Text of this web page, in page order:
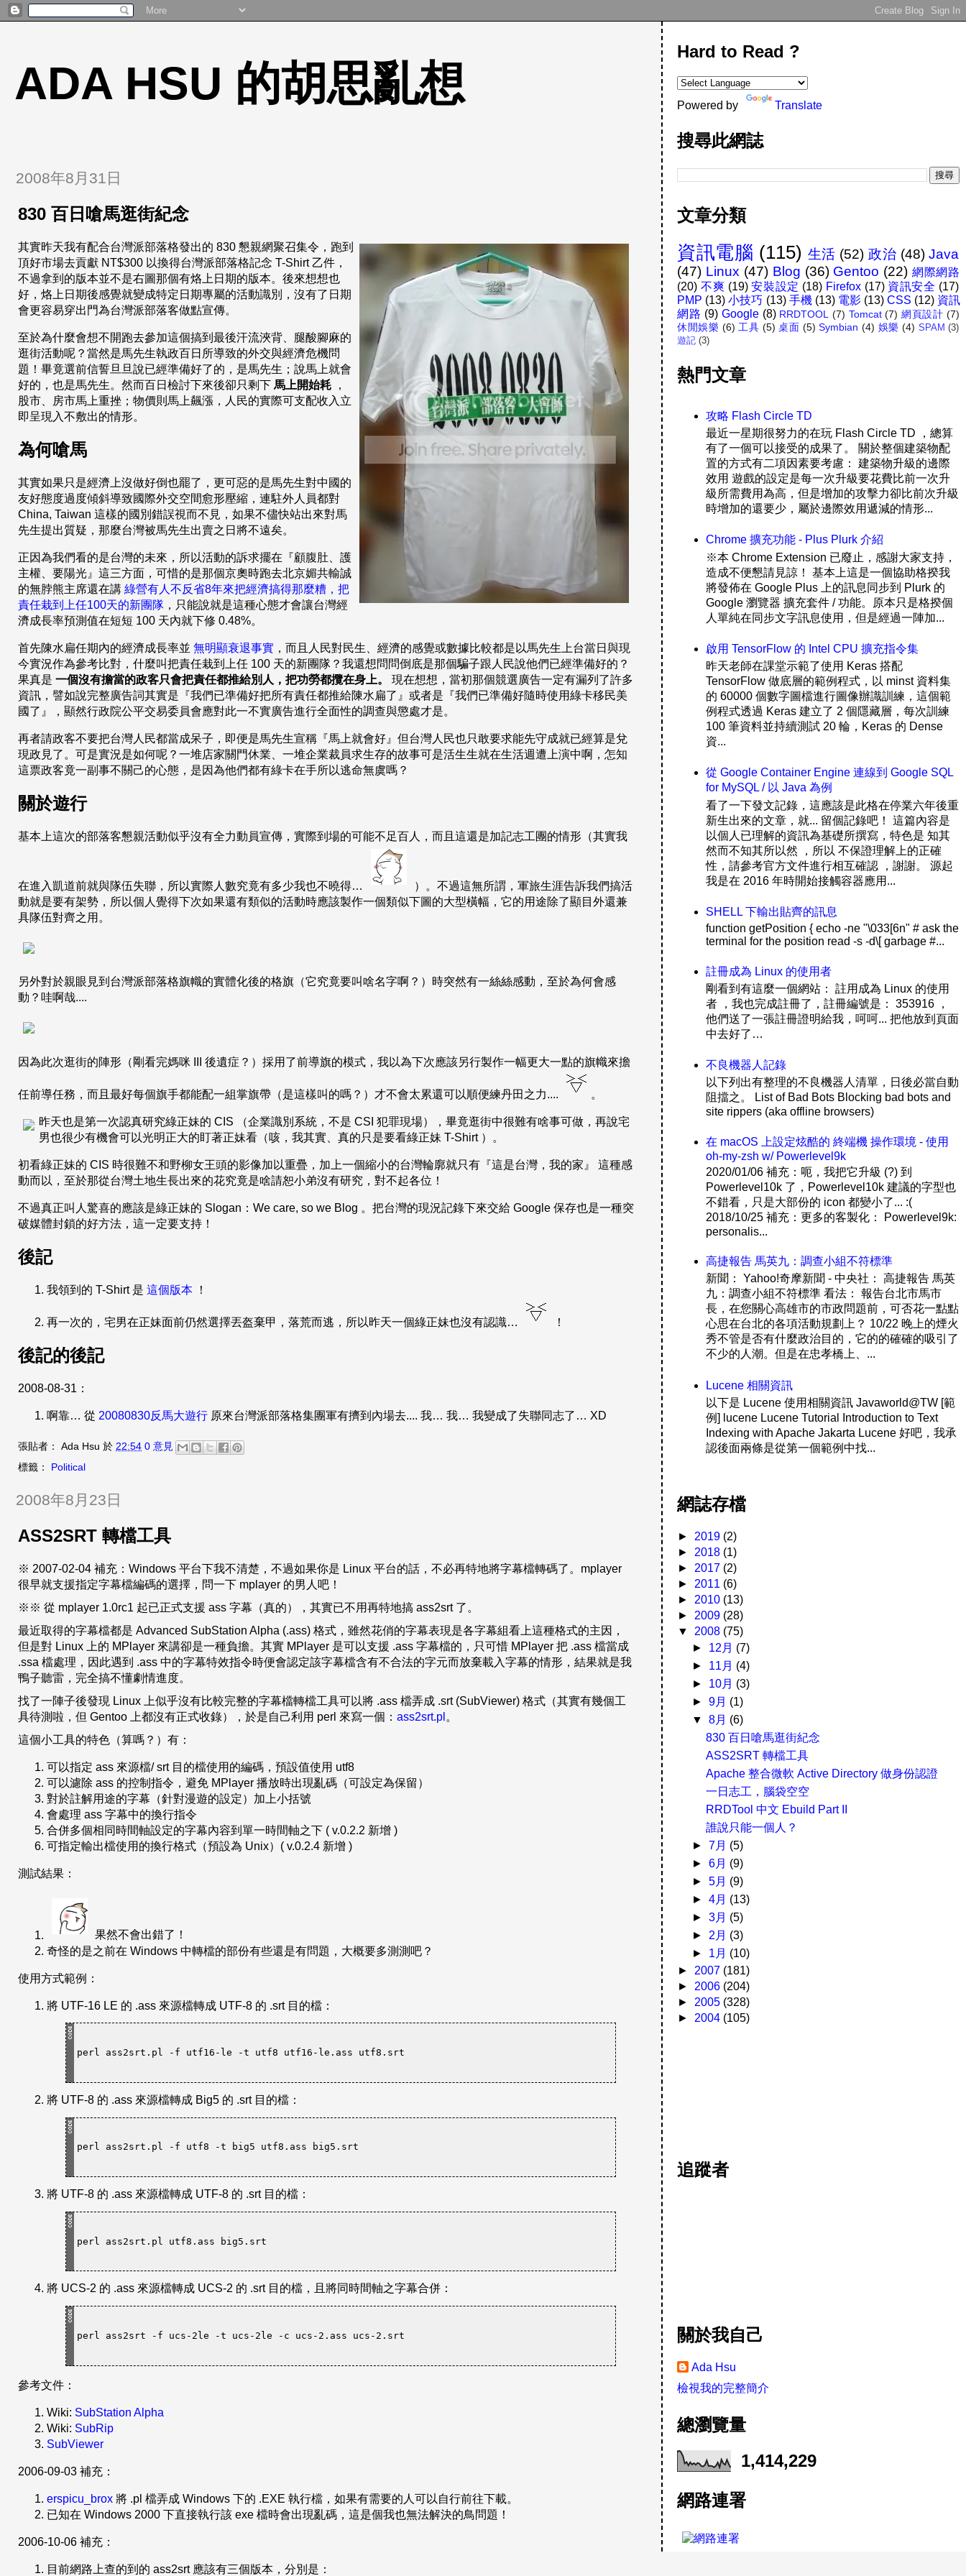
ADA HSU 的胡思亂想
2008年8月31日
830 百日嗆馬逛街紀念
其實昨天我有配合台灣派部落格發出的 830 懇親網聚召集令，跑到
頂好市場去貢獻 NT$300 以換得台灣派部落格記念 T-Shirt 乙件，
不過拿到的版本並不是右圖那個有烙上日期的版本。後來想想也
好，烙上日期後感覺就變成特定日期專屬的活動識別，沒有了日期
會更容易穿出門為台灣派部落客做點宣傳。
至於為什麼會想不開跑去參加這個搞到最後汗流浹背、腿酸腳麻的
逛街活動呢？當然是馬先生執政百日所導致的外交與經濟危機問
題！畢竟選前信誓旦旦說已經準備好了的，是馬先生；說馬上就會
好的，也是馬先生。然而百日檢討下來後卻只剩下 馬上開始耗 ，
股市、房市馬上重挫；物價則馬上飆漲，人民的實際可支配收入立
即呈現入不敷出的情形。
為何嗆馬
其實如果只是經濟上沒做好倒也罷了，更可惡的是馬先生對中國的
友好態度過度傾斜導致國際外交空間愈形壓縮，連駐外人員都對
China, Taiwan 這樣的國別錯誤視而不見，如果不儘快站出來對馬
先生提出質疑，那麼台灣被馬先生出賣之日將不遠矣。
正因為我們看的是台灣的未來，所以活動的訴求擺在『顧腹肚、護
主權、要陽光』這三方面，可惜的是那個京奧時跑去北京媚共輸誠
的無脖熊主席還在講 綠營有人不反省8年來把經濟搞得那麼糟，把
責任栽到上任100天的新團隊 ，只能說就是這種心態才會讓台灣經
濟成長率預測值在短短 100 天內就下修 0.48%。
首先陳水扁任期內的經濟成長率並 無明顯衰退事實 ，而且人民對民生、經濟的感覺或數據比較都是以馬先生上台當日與現
今實況作為參考比對，什麼叫把責任栽到上任 100 天的新團隊？我還想問問倒底是那個騙子跟人民說他們已經準備好的？
果真是 一個沒有擔當的政客只會把責任都推給別人，把功勞都攬在身上。
現在想想，當初那個競選廣告一定有漏列了許多
資訊，譬如說完整廣告詞其實是『我們已準備好把所有責任都推給陳水扁了』或者是『我們已準備好隨時使用綠卡移民美
國了』，顯然行政院公平交易委員會應對此一不實廣告進行全面性的調查與懲處才是。
再者請政客不要把台灣人民都當成呆子，即便是馬先生宣稱『馬上就會好』但台灣人民也只敢要求能先守成就已經算是兌
現政見了。可是實況是如何呢？一堆店家關門休業、一堆企業裁員求生存的故事可是活生生就在生活週遭上演中啊，怎知
這票政客竟一副事不關己的心態，是因為他們都有綠卡在手所以逃命無虞嗎？
關於遊行
基本上這次的部落客懇親活動似乎沒有全力動員宣傳，實際到場的可能不足百人，而且這還是加記志工團的情形（其實我
在進入凱道前就與隊伍失聯，所以實際人數究竟有多少我也不曉得…
）。不過這無所謂，軍旅生涯告訴我們搞活
動就是要有架勢，所以個人覺得下次如果還有類似的活動時應該製作一個類似下圖的大型橫幅，它的用途除了顯目外還兼
具隊伍對齊之用。
另外對於親眼見到台灣派部落格旗幟的實體化後的格旗（它究竟要叫啥名字啊？）時突然有一絲絲感動，至於為何會感
動？哇啊哉....
因為此次逛街的陣形（剛看完媽咪 III 後遺症？）採用了前導旗的模式，我以為下次應該另行製作一幅更大一點的旗幟來擔
任前導任務，而且最好每個旗手都能配一組掌旗帶（是這樣叫的嗎？）才不會太累還可以順便練丹田之力.... 。
昨天也是第一次認真研究綠正妹的 CIS （企業識別系統，不是 CSI 犯罪現場），畢竟逛街中很難有啥事可做，再說宅
男也很少有機會可以光明正大的盯著正妹看（咳，我其實、真的只是要看綠正妹 T-Shirt ）。
初看綠正妹的 CIS 時很難不和野柳女王頭的影像加以重疊，加上一個縮小的台灣輪廓就只有『這是台灣，我的家』 這種感
動而以，至於那從台灣土地生長出來的花究竟是啥請恕小弟沒有研究，對不起各位！
不過真正叫人驚喜的應該是綠正妹的 Slogan：We care, so we Blog 。把台灣的現況記錄下來交給 Google 保存也是一種突
破媒體封鎖的好方法，這一定要支持！
後記
我領到的 T-Shirt 是 這個版本 ！
再一次的，宅男在正妹面前仍然選擇丟盔棄甲，落荒而逃，所以昨天一個綠正妹也沒有認識… ！
後記的後記
2008-08-31：
啊靠… 從 20080830反馬大遊行 原來台灣派部落格集團軍有擠到內場去.... 我… 我… 我變成了失聯同志了… XD
張貼者： Ada Hsu 於 22:54 0 意見
標籤： Political
2008年8月23日
ASS2SRT 轉檔工具
※ 2007-02-04 補充：Windows 平台下我不清楚，不過如果你是 Linux 平台的話，不必再特地將字幕檔轉碼了。mplayer
很早就支援指定字幕檔編碼的選擇，問一下 mplayer 的男人吧！
※※ 從 mplayer 1.0rc1 起已正式支援 ass 字幕（真的），其實已不用再特地搞 ass2srt 了。
最近取得的字幕檔都是 Advanced SubStation Alpha (.ass) 格式，雖然花俏的字幕表現是各字幕組看上這種格式的主因，
但是對 Linux 上的 MPlayer 來講卻是一種負擔。其實 MPlayer 是可以支援 .ass 字幕檔的，只可惜 MPlayer 把 .ass 檔當成
.ssa 檔處理，因此遇到 .ass 中的字幕特效指令時便會認定該字幕檔含有不合法的字元而放棄載入字幕的情形，結果就是我
鴨子聽雷，完全搞不懂劇情進度。
找了一陣子後發現 Linux 上似乎沒有比較完整的字幕檔轉檔工具可以將 .ass 檔弄成 .srt (SubViewer) 格式（其實有幾個工
具待測啦，但 Gentoo 上都沒有正式收錄），於是自己利用 perl 來寫一個： ass2srt.pl 。
這個小工具的特色（算嗎？）有：
可以指定 ass 來源檔/ srt 目的檔使用的編碼，預設值使用 utf8
可以濾除 ass 的控制指令，避免 MPlayer 播放時出現亂碼（可設定為保留）
對於註解用途的字幕（針對漫遊的設定）加上小括號
會處理 ass 字幕中的換行指令
合併多個相同時間軸設定的字幕內容到單一時間軸之下 ( v.0.2.2 新增 )
可指定輸出檔使用的換行格式（預設為 Unix）( v.0.2.4 新增 )
測試結果：
果然不會出錯了！
奇怪的是之前在 Windows 中轉檔的部份有些還是有問題，大概要多測測吧？
使用方式範例：
將 UTF-16 LE 的 .ass 來源檔轉成 UTF-8 的 .srt 目的檔：
perl ass2srt.pl -f utf16-le -t utf8 utf16-le.ass utf8.srt
將 UTF-8 的 .ass 來源檔轉成 Big5 的 .srt 目的檔：
perl ass2srt.pl -f utf8 -t big5 utf8.ass big5.srt
將 UTF-8 的 .ass 來源檔轉成 UTF-8 的 .srt 目的檔：
perl ass2srt.pl utf8.ass big5.srt
將 UCS-2 的 .ass 來源檔轉成 UCS-2 的 .srt 目的檔，且將同時間軸之字幕合併：
perl ass2srt -f ucs-2le -t ucs-2le -c ucs-2.ass ucs-2.srt
參考文件：
Wiki: SubStation Alpha
Wiki: SubRip
SubViewer
2006-09-03 補充：
erspicu_brox 將 .pl 檔弄成 Windows 下的 .EXE 執行檔，如果有需要的人可以自行前往下載。
已知在 Windows 2000 下直接執行該 exe 檔時會出現亂碼，這是個我也無法解決的鳥問題！
2006-10-06 補充：
目前網路上查的到的 ass2srt 應該有三個版本，分別是：
Hard to Read ?
Powered by Translate
搜尋此網誌
文章分類
資訊電腦 (115) 生活 (52) 政治 (48) Java
(47) Linux (47) Blog (36) Gentoo (22) 網際網路
(20) 不爽 (19) 安裝設定 (18) Firefox (17) 資訊安全 (17)
PMP (13) 小技巧 (13) 手機 (13) 電影 (13) CSS (12) 資訊
網路 (9) Google (8) RRDTOOL (7) Tomcat (7) 網頁設計 (7)
休閒娛樂 (6) 工具 (5) 桌面 (5) Symbian (4) 娛樂 (4) SPAM (3)
遊記 (3)
熱門文章
攻略 Flash Circle TD
最近一星期很努力的在玩 Flash Circle TD ，總算
有了一個可以接受的成果了。 關於整個建築物配
置的方式有二項因素要考慮： 建築物升級的邊際
效用 遊戲的設定是每一次升級要花費比前一次升
級所需費用為高，但是增加的攻擊力卻比前次升級
時增加的還要少，屬於邊際效用遞減的情形...
Chrome 擴充功能 - Plus Plurk 介紹
※本 Chrome Extension 已廢止，感謝大家支持，
造成不便懇請見諒！ 基本上這是一個協助格揆我
將發佈在 Google Plus 上的訊息同步到 Plurk 的
Google 瀏覽器 擴充套件 / 功能。原本只是格揆個
人單純在同步文字訊息使用，但是經過一陣加...
啟用 TensorFlow 的 Intel CPU 擴充指令集
昨天老師在課堂示範了使用 Keras 搭配
TensorFlow 做底層的範例程式，以 minst 資料集
的 60000 個數字圖檔進行圖像辦識訓練，這個範
例程式透過 Keras 建立了 2 個隱藏層，每次訓練
100 筆資料並持續測試 20 輪，Keras 的 Dense
資...
從 Google Container Engine 連線到 Google SQL
for MySQL / 以 Java 為例
看了一下發文記錄，這應該是此格在停業六年後重
新生出來的文章，就... 留個記錄吧！ 這篇內容是
以個人已理解的資訊為基礎所撰寫，特色是 知其
然而不知其所以然 ，所以 不保證理解上的正確
性，請參考官方文件進行相互確認 ，謝謝。 源起
我是在 2016 年時開始接觸容器應用...
SHELL 下輸出貼齊的訊息
function getPosition { echo -ne "\033[6n" # ask the
terminal for the position read -s -d\[ garbage #...
註冊成為 Linux 的使用者
剛看到有這麼一個網站： 註用成為 Linux 的使用
者 ，我也完成註冊了，註冊編號是： 353916 ，
他們送了一張註冊證明給我，呵呵... 把他放到頁面
中去好了…
不良機器人記錄
以下列出有整理的不良機器人清單，日後必當自動
阻擋之。 List of Bad Bots Blocking bad bots and
site rippers (aka offline browsers)
在 macOS 上設定炫酷的 終端機 操作環境 - 使用
oh-my-zsh w/ Powerlevel9k
2020/01/06 補充：呃，我把它升級 (?) 到
Powerlevel10k 了，Powerlevel10k 建議的字型也
不錯看，只是大部份的 icon 都變小了... :(
2018/10/25 補充：更多的客製化： Powerlevel9k:
personalis...
高捷報告 馬英九：調查小組不符標準
新聞： Yahoo!奇摩新聞 - 中央社： 高捷報告 馬英
九：調查小組不符標準 看法： 報告台北市馬市
長，在您關心高雄市的市政問題前，可否花一點點
心思在台北的各項活動規劃上？ 10/22 晚上的煙火
秀不管是否有什麼政治目的，它的的確確的吸引了
不少的人潮。但是在忠孝橋上、...
Lucene 相關資訊
以下是 Lucene 使用相關資訊 Javaworld@TW [範
例] lucene Lucene Tutorial Introduction to Text
Indexing with Apache Jakarta Lucene 好吧，我承
認後面兩條是從第一個範例中找...
網誌存檔
► 2019 (2)
► 2018 (1)
► 2017 (2)
► 2011 (6)
► 2010 (13)
► 2009 (28)
▼ 2008 (75)
► 12月 (7)
► 11月 (4)
► 10月 (3)
► 9月 (1)
▼ 8月 (6)
830 百日嗆馬逛街紀念
ASS2SRT 轉檔工具
Apache 整合微軟 Active Directory 做身份認證
一日志工，腦袋空空
RRDTool 中文 Ebuild Part II
誰說只能一個人？
► 7月 (5)
► 6月 (9)
► 5月 (9)
► 4月 (13)
► 3月 (5)
► 2月 (3)
► 1月 (10)
► 2007 (181)
► 2006 (204)
► 2005 (328)
► 2004 (105)
追蹤者
關於我自己
Ada Hsu
檢視我的完整簡介
總瀏覽量
1,414,229
網路連署